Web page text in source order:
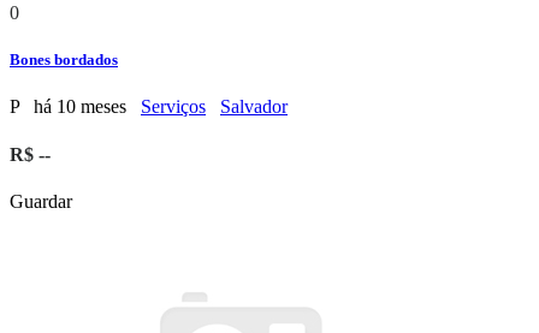
0
Bones bordados
P há 10 meses Serviços Salvador
R$ --
Guardar